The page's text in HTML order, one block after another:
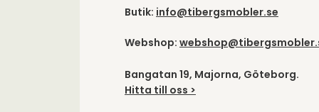
Butik: info@tibergsmobler.se
Webshop:
Bangatan 19, Majorna, Göteborg.
Hitta till oss >